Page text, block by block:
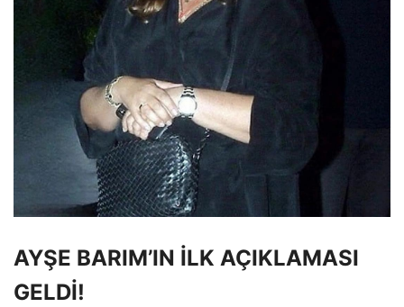
AYŞE BARIM’IN İLK AÇIKLAMASI
GELDİ!